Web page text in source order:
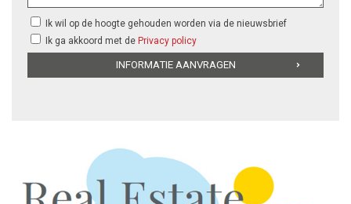
Ik wil op de hoogte gehouden worden via de nieuwsbrief
Ik ga akkoord met de Privacy policy